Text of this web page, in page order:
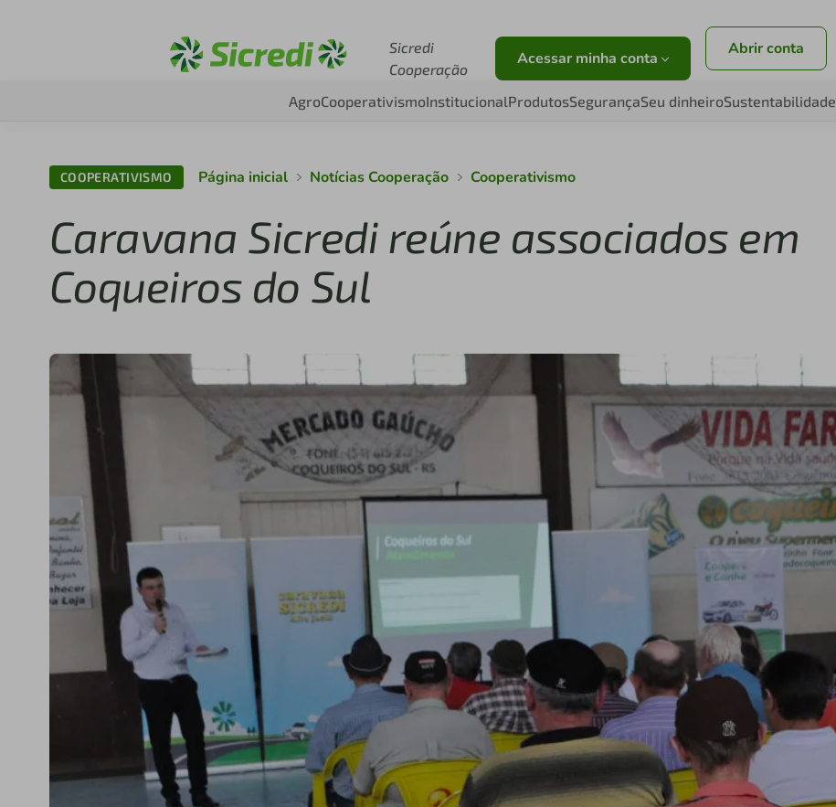
Sicredi
Cooperação
Acessar minha conta Abrir conta
AgroCooperativismoInstitucionalProdutosSegurançaSeu dinheiroSustentabilidade
COOPERATIVISMO Página inicial Notícias Cooperação Cooperativismo
Caravana Sicredi reúne associados em
Coqueiros do Sul